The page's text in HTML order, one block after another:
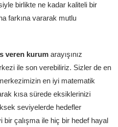
birlikte ne kadar kaliteli bir
farkına vararak mutlu
veren kurum arayışınız
ile son verebiliriz. Sizler de en
en iyi matematik
kısa sürede eksiklerinizi
seviyelerde hedefler
bir çalışma ile hiç bir hedef hayal